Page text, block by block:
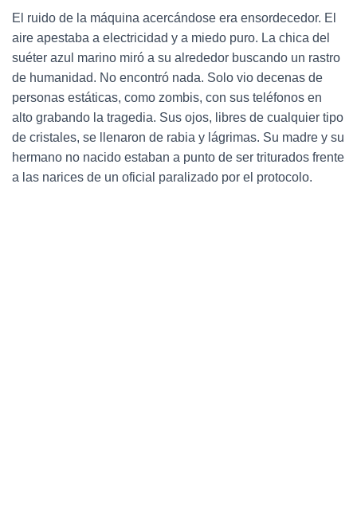
El ruido de la máquina acercándose era ensordecedor. El
aire apestaba a electricidad y a miedo puro. La chica del
suéter azul marino miró a su alrededor buscando un rastro
de humanidad. No encontró nada. Solo vio decenas de
personas estáticas, como zombis, con sus teléfonos en
alto grabando la tragedia. Sus ojos, libres de cualquier tipo
de cristales, se llenaron de rabia y lágrimas. Su madre y su
hermano no nacido estaban a punto de ser triturados frente
a las narices de un oficial paralizado por el protocolo.